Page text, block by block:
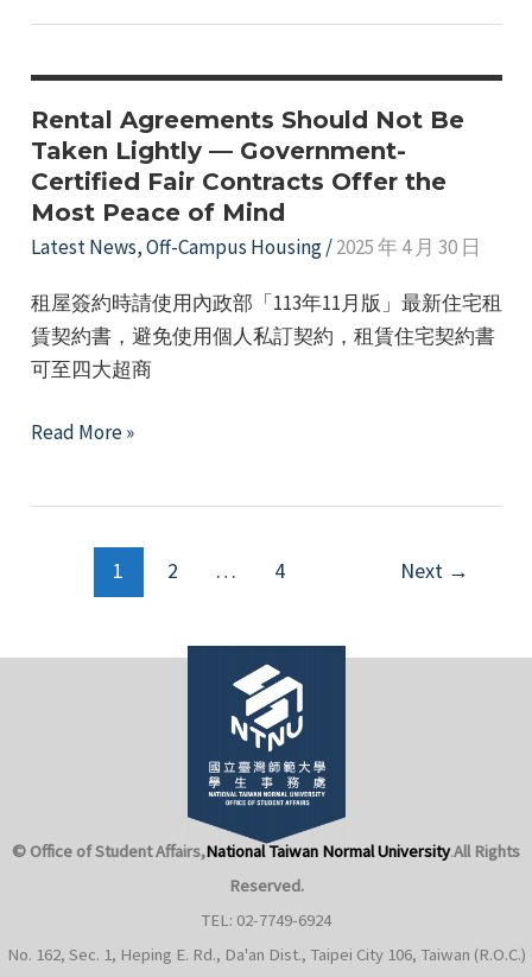
attachment.
caused
drafted
contracts.
system
for
rental
properties
is
now
effect.
Rental Agreements Should Not Be
Taken Lightly — Government-
Certified Fair Contracts Offer the
Most Peace of Mind
Latest News,Off-Campus Housing/2025 年 4 月 30 日
租屋簽約時請使用內政部「113年11月版」最新住宅租
賃契約書，避免使用個人私訂契約，租賃住宅契約書
可至四大超商
Rental
—
the
of
Read More »
pagination
1 2 … 4 Next →
© Office of Student Affairs,National Taiwan Normal University.All Rights
Reserved.
TEL: 02-7749-6924
No. 162, Sec. 1, Heping E. Rd., Da'an Dist., Taipei City 106, Taiwan (R.O.C.)